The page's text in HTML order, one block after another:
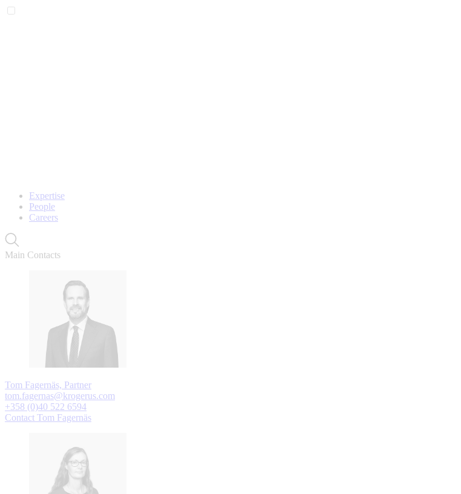
Expertise
People
Careers
Main Contacts
Tom Fagernäs, Partner
tom.fagernas@krogerus.com
+358 (0)40 522 6594
Contact Tom Fagernäs